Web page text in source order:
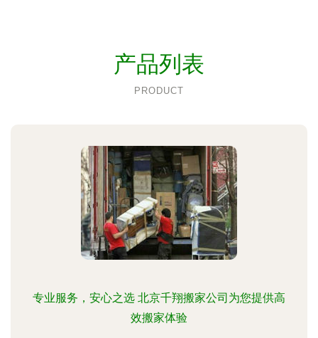
产品列表
PRODUCT
专业服务，安心之选 北京千翔搬家公司为您提供高
效搬家体验